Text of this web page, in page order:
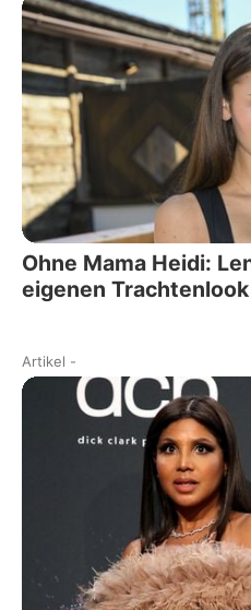
Ohne Mama Heidi:
eigenen Trachtenlook
Artikel -